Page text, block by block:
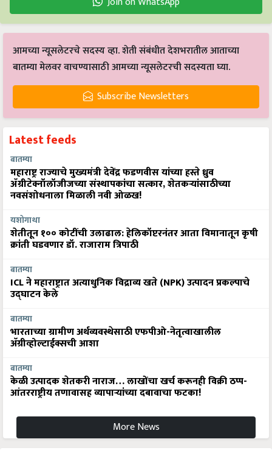
आमच्या न्यूसलेटरचे सदस्य व्हा. शेती संबंधीत देशभरातील आताच्या
बातम्या मेलवर वाचण्यासाठी आमच्या न्यूसलेटरची सदस्यता घ्या.
Subscribe Newsletters
Latest feeds
बातम्या
महाराष्ट्र राज्याचे मुख्यमंत्री देवेंद्र फडणवीस यांच्या हस्ते ध्रुव
ॲग्रीटेक्नॉलॉजीजच्या संस्थापकांचा सत्कार, शेतकऱ्यांसाठीच्या
नवसंशोधनाला मिळाली नवी ओळख!
यशोगाथा
शेतीतून १०० कोटींची उलाढाल: हेलिकॉप्टरनंतर आता विमानातून कृषी
क्रांती घडवणार डॉ. राजाराम त्रिपाठी
बातम्या
ICL ने महाराष्ट्रात अत्याधुनिक विद्राव्य खते (NPK) उत्पादन प्रकल्पाचे
उद्घाटन केले
बातम्या
भारताच्या ग्रामीण अर्थव्यवस्थेसाठी एफपीओ-नेतृत्वाखालील
अ‍ॅग्रीव्होल्टाईक्सची आशा
बातम्या
केळी उत्पादक शेतकरी नाराज… लाखोंचा खर्च करूनही विक्री ठप्प-
आंतरराष्ट्रीय तणावासह व्यापाऱ्यांच्या दबावाचा फटका!
More News